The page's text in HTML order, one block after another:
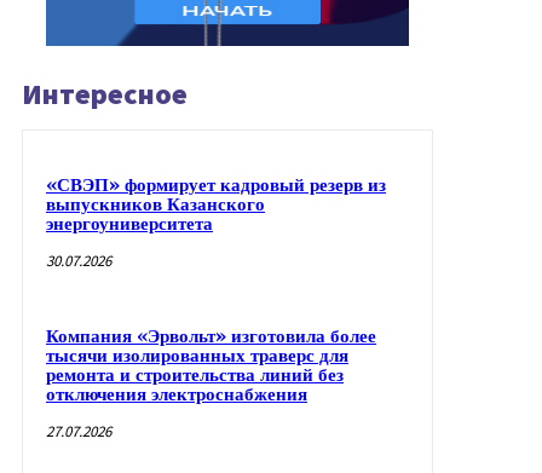
Интересное
«СВЭП» формирует кадровый резерв из
выпускников Казанского
энергоуниверситета
30.07.2026
Компания «Эрвольт» изготовила более
тысячи изолированных траверс для
ремонта и строительства линий без
отключения электроснабжения
27.07.2026